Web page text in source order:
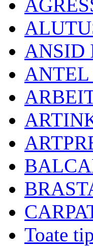
ANSID
ANTEL
Toate